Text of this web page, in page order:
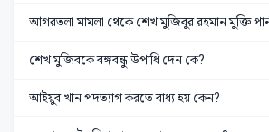
আগরতলা মামলা থেকে শেখ মুজিবুর রহমান মুক্তি
শেখ মুজিবকে বঙ্গবন্ধু উপাধি দেন কে?
আইয়ুব খান পদত্যাগ করতে বাধ্য হয় কেন?